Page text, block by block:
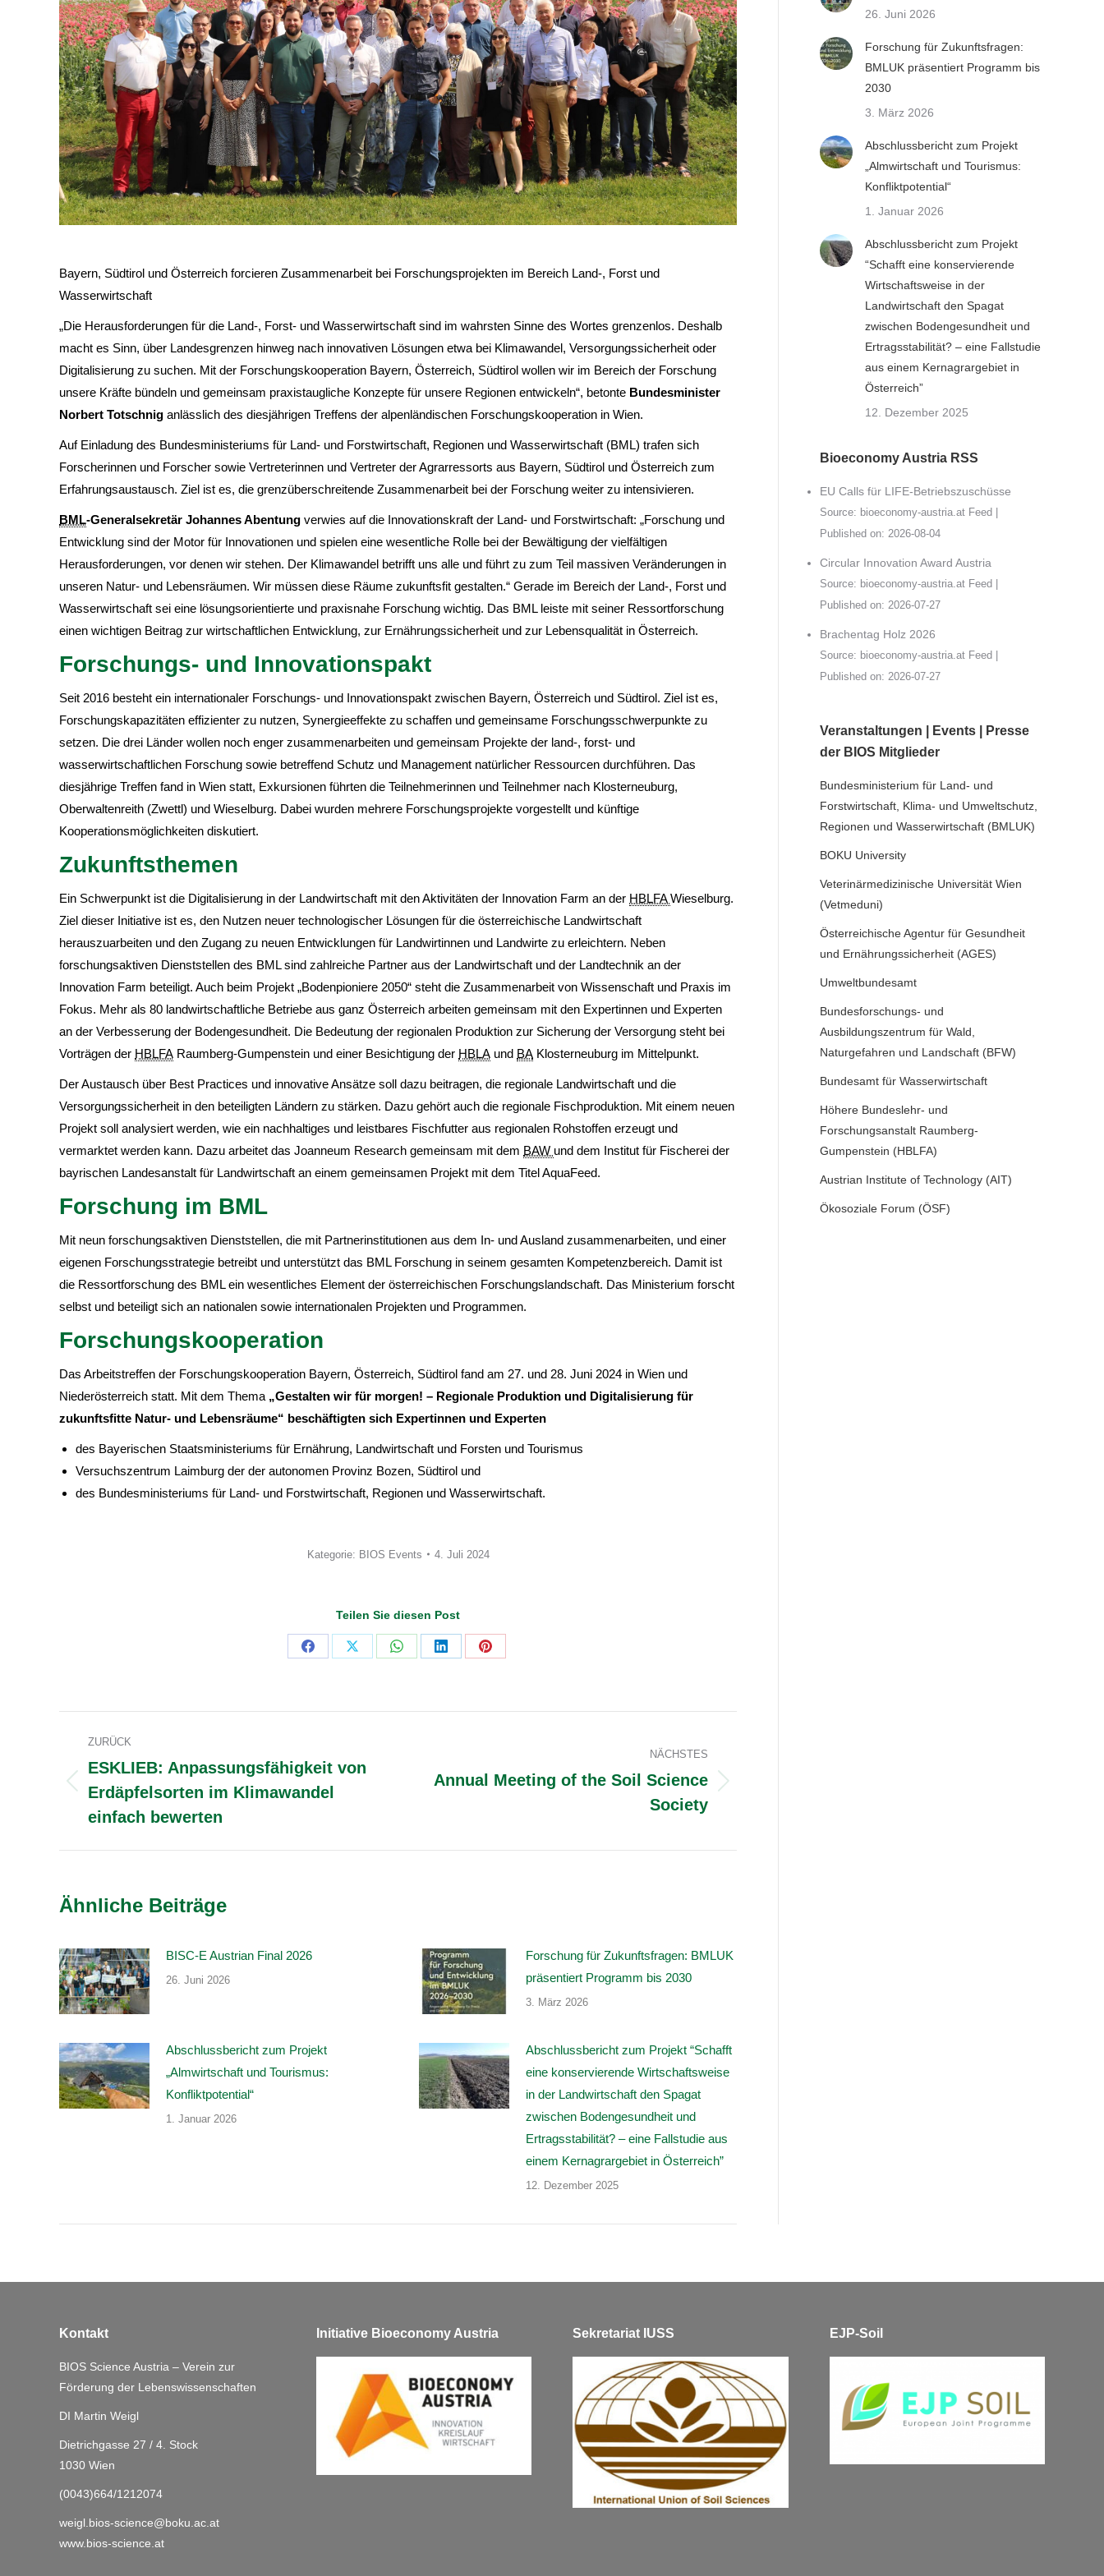
Bayern, Südtirol und Österreich forcieren Zusammenarbeit bei Forschungsprojekten im Bereich Land-, Forst und
Wasserwirtschaft
„Die Herausforderungen für die Land-, Forst- und Wasserwirtschaft sind im wahrsten Sinne des Wortes grenzenlos. Deshalb
macht es Sinn, über Landesgrenzen hinweg nach innovativen Lösungen etwa bei Klimawandel, Versorgungssicherheit oder
Digitalisierung zu suchen. Mit der Forschungskooperation Bayern, Österreich, Südtirol wollen wir im Bereich der Forschung
unsere Kräfte bündeln und gemeinsam praxistaugliche Konzepte für unsere Regionen entwickeln“, betonte Bundesminister
Norbert Totschnig anlässlich des diesjährigen Treffens der alpenländischen Forschungskooperation in Wien.
Auf Einladung des Bundesministeriums für Land- und Forstwirtschaft, Regionen und Wasserwirtschaft (BML) trafen sich
Forscherinnen und Forscher sowie Vertreterinnen und Vertreter der Agrarressorts aus Bayern, Südtirol und Österreich zum
Erfahrungsaustausch. Ziel ist es, die grenzüberschreitende Zusammenarbeit bei der Forschung weiter zu intensivieren.
BML-Generalsekretär Johannes Abentung verwies auf die Innovationskraft der Land- und Forstwirtschaft: „Forschung und
Entwicklung sind der Motor für Innovationen und spielen eine wesentliche Rolle bei der Bewältigung der vielfältigen
Herausforderungen, vor denen wir stehen. Der Klimawandel betrifft uns alle und führt zu zum Teil massiven Veränderungen in
unseren Natur- und Lebensräumen. Wir müssen diese Räume zukunftsfit gestalten.“ Gerade im Bereich der Land-, Forst und
Wasserwirtschaft sei eine lösungsorientierte und praxisnahe Forschung wichtig. Das BML leiste mit seiner Ressortforschung
einen wichtigen Beitrag zur wirtschaftlichen Entwicklung, zur Ernährungssicherheit und zur Lebensqualität in Österreich.
Forschungs- und Innovationspakt
Seit 2016 besteht ein internationaler Forschungs- und Innovationspakt zwischen Bayern, Österreich und Südtirol. Ziel ist es,
Forschungskapazitäten effizienter zu nutzen, Synergieeffekte zu schaffen und gemeinsame Forschungsschwerpunkte zu
setzen. Die drei Länder wollen noch enger zusammenarbeiten und gemeinsam Projekte der land-, forst- und
wasserwirtschaftlichen Forschung sowie betreffend Schutz und Management natürlicher Ressourcen durchführen. Das
diesjährige Treffen fand in Wien statt, Exkursionen führten die Teilnehmerinnen und Teilnehmer nach Klosterneuburg,
Oberwaltenreith (Zwettl) und Wieselburg. Dabei wurden mehrere Forschungsprojekte vorgestellt und künftige
Kooperationsmöglichkeiten diskutiert.
Zukunftsthemen
Ein Schwerpunkt ist die Digitalisierung in der Landwirtschaft mit den Aktivitäten der Innovation Farm an der HBLFAWieselburg.
Ziel dieser Initiative ist es, den Nutzen neuer technologischer Lösungen für die österreichische Landwirtschaft
herauszuarbeiten und den Zugang zu neuen Entwicklungen für Landwirtinnen und Landwirte zu erleichtern. Neben
forschungsaktiven Dienststellen des BML sind zahlreiche Partner aus der Landwirtschaft und der Landtechnik an der
Innovation Farm beteiligt. Auch beim Projekt „Bodenpioniere 2050“ steht die Zusammenarbeit von Wissenschaft und Praxis im
Fokus. Mehr als 80 landwirtschaftliche Betriebe aus ganz Österreich arbeiten gemeinsam mit den Expertinnen und Experten
an der Verbesserung der Bodengesundheit. Die Bedeutung der regionalen Produktion zur Sicherung der Versorgung steht bei
Vorträgen der HBLFA Raumberg-Gumpenstein und einer Besichtigung der HBLA und BA Klosterneuburg im Mittelpunkt.
Der Austausch über Best Practices und innovative Ansätze soll dazu beitragen, die regionale Landwirtschaft und die
Versorgungssicherheit in den beteiligten Ländern zu stärken. Dazu gehört auch die regionale Fischproduktion. Mit einem neuen
Projekt soll analysiert werden, wie ein nachhaltiges und leistbares Fischfutter aus regionalen Rohstoffen erzeugt und
vermarktet werden kann. Dazu arbeitet das Joanneum Research gemeinsam mit dem BAW und dem Institut für Fischerei der
bayrischen Landesanstalt für Landwirtschaft an einem gemeinsamen Projekt mit dem Titel AquaFeed.
Forschung im BML
Mit neun forschungsaktiven Dienststellen, die mit Partnerinstitutionen aus dem In- und Ausland zusammenarbeiten, und einer
eigenen Forschungsstrategie betreibt und unterstützt das BML Forschung in seinem gesamten Kompetenzbereich. Damit ist
die Ressortforschung des BML ein wesentliches Element der österreichischen Forschungslandschaft. Das Ministerium forscht
selbst und beteiligt sich an nationalen sowie internationalen Projekten und Programmen.
Forschungskooperation
Das Arbeitstreffen der Forschungskooperation Bayern, Österreich, Südtirol fand am 27. und 28. Juni 2024 in Wien und
Niederösterreich statt. Mit dem Thema „Gestalten wir für morgen! – Regionale Produktion und Digitalisierung für
zukunftsfitte Natur- und Lebensräume“ beschäftigten sich Expertinnen und Experten
des Bayerischen Staatsministeriums für Ernährung, Landwirtschaft und Forsten und Tourismus
Versuchszentrum Laimburg der der autonomen Provinz Bozen, Südtirol und
des Bundesministeriums für Land- und Forstwirtschaft, Regionen und Wasserwirtschaft.
Kategorie: BIOS Events 4. Juli 2024
Teilen Sie diesen Post
Share
Share
Share
Share
Share
ZURÜCK
Vorheriger
Beitrag:
ESKLIEB: Anpassungsfähigkeit von
Erdäpfelsorten im Klimawandel
einfach bewerten
NÄCHSTES
Annual Meeting of the Soil Science
Society
Ähnliche Beiträge
BISC-E Austrian Final 2026
26. Juni 2026
Forschung für Zukunftsfragen: BMLUK
präsentiert Programm bis 2030
3. März 2026
Abschlussbericht zum Projekt
„Almwirtschaft und Tourismus:
Konfliktpotential“
1. Januar 2026
Abschlussbericht zum Projekt “Schafft
eine konservierende Wirtschaftsweise
in der Landwirtschaft den Spagat
zwischen Bodengesundheit und
Ertragsstabilität? – eine Fallstudie aus
einem Kernagrargebiet in Österreich”
12. Dezember 2025
26. Juni 2026
Forschung für Zukunftsfragen:
BMLUK präsentiert Programm bis
2030
3. März 2026
Abschlussbericht zum Projekt
„Almwirtschaft und Tourismus:
Konfliktpotential“
1. Januar 2026
Abschlussbericht zum Projekt
“Schafft eine konservierende
Wirtschaftsweise in der
Landwirtschaft den Spagat
zwischen Bodengesundheit und
Ertragsstabilität? – eine Fallstudie
aus einem Kernagrargebiet in
Österreich”
12. Dezember 2025
Bioeconomy Austria RSS
EU Calls für LIFE-Betriebszuschüsse
Source: bioeconomy-austria.at Feed
Published on: 2026-08-04
Circular Innovation Award Austria
Source: bioeconomy-austria.at Feed
Published on: 2026-07-27
Brachentag Holz 2026
Source: bioeconomy-austria.at Feed
Published on: 2026-07-27
Veranstaltungen | Events | Presse
der BIOS Mitglieder
Bundesministerium für Land- und
Forstwirtschaft, Klima- und Umweltschutz,
Regionen und Wasserwirtschaft (BMLUK)
BOKU University
Veterinärmedizinische Universität Wien
(Vetmeduni)
Österreichische Agentur für Gesundheit
und Ernährungssicherheit (AGES)
Umweltbundesamt
Bundesforschungs- und
Ausbildungszentrum für Wald,
Naturgefahren und Landschaft (BFW)
Bundesamt für Wasserwirtschaft
Höhere Bundeslehr- und
Forschungsanstalt Raumberg-
Gumpenstein (HBLFA)
Austrian Institute of Technology (AIT)
Ökosoziale Forum (ÖSF)
Kontakt
BIOS Science Austria – Verein zur
Förderung der Lebenswissenschaften
DI Martin Weigl
Dietrichgasse 27 / 4. Stock
1030 Wien
(0043)664/1212074
weigl.bios-science@boku.ac.at
www.bios-science.at
Initiative Bioeconomy Austria Sekretariat IUSS EJP-Soil